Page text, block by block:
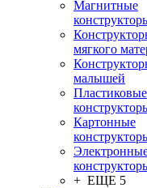
Магнитные
мягкого
малышей
Пластиковые
Картонные
+ ЕЩЕ 5